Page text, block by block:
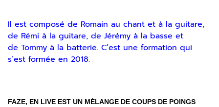
Il est composé de Romain au chant et à la guitare,
de Rémi à la guitare, de Jérémy à la basse et
de Tommy à la batterie. C’est une formation qui
s’est formée en 2018.
FAZE, EN LIVE EST UN MÉLANGE DE COUPS DE POINGS